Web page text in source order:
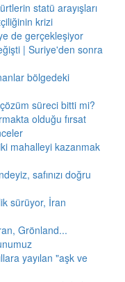
statü arayışları
krizi
de gerçekleşiyor
| Suriye'den sonra
bölgedeki
süreci bitti mi?
olduğu fırsat
mahalleyi kazanmak
safınızı doğru
sürüyor, İran
Grönland...
yayılan "aşk ve